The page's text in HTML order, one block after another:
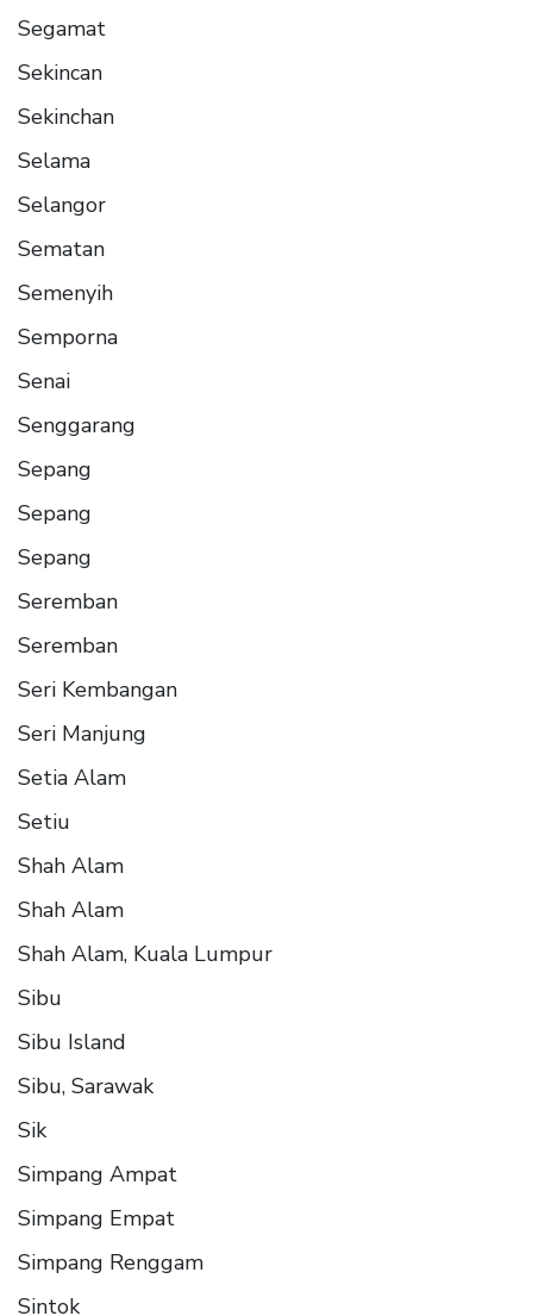
Segamat
Sekincan
Sekinchan
Selama
Selangor
Sematan
Semenyih
Semporna
Senai
Senggarang
Sepang
Sepang
Sepang
Seremban
Seremban
Seri Kembangan
Seri Manjung
Setia Alam
Setiu
Shah Alam
Shah Alam
Shah Alam, Kuala Lumpur
Sibu
Sibu Island
Sibu, Sarawak
Sik
Simpang Ampat
Simpang Empat
Simpang Renggam
Sintok